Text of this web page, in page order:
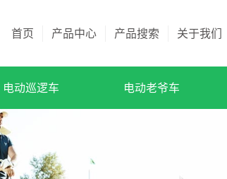
首页 产品中心 产品搜索 关于我们
电动巡逻车 电动老爷车